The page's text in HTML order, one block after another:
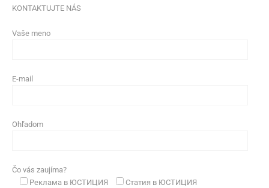
KONTAKTUJTE NÁS
Vaše meno
E-mail
Ohľadom
Čo vás zaujíma?
Реклама в ЮСТИЦИЯ
Статия в ЮСТИЦИЯ